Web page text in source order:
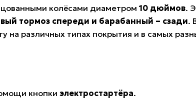
колёсами диаметром 10 дюймов.
тормоз спереди и барабанный – сзади.
на различных типах покрытия и в самых
кнопки электростартёра.